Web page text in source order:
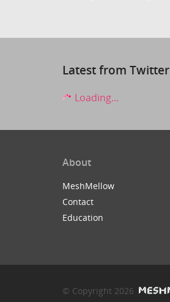
Latest from Twitter
Loading...
About
MeshMellow
Contact
Education
© Copyright 2026